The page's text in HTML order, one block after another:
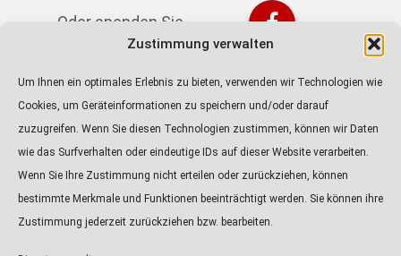
Zustimmung verwalten
Um Ihnen ein optimales Erlebnis zu bieten, verwenden wir Technologien wie
Cookies, um Geräteinformationen zu speichern und/oder darauf
zuzugreifen. Wenn Sie diesen Technologien zustimmen, können wir Daten
wie das Surfverhalten oder eindeutige IDs auf dieser Website verarbeiten.
Wenn Sie Ihre Zustimmung nicht erteilen oder zurückziehen, können
bestimmte Merkmale und Funktionen beeinträchtigt werden. Sie können ihre
Zustimmung jederzeit zurückziehen bzw. bearbeiten.
Audio-
Oder spenden Sie
direkt über PayPal:
Achtung! Der Link
führt zur externen
Seite von Paypal.
KULTURTIPP